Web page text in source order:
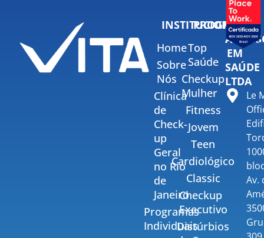
INSTITUCIONAL
Home
Sobre
Nós
Clínica
de
Check-
up
Geral
no Rio
de
Janeiro
Programas
Individuais
PROGRAMAS
Top
Saúde
Checkup
Mulher
Fitness
Jovem
Teen
Cardiológico
Classic
Checkup
Executivo
Distúrbios
VITA
EM
SAÚDE
LTDA
Le
Av.